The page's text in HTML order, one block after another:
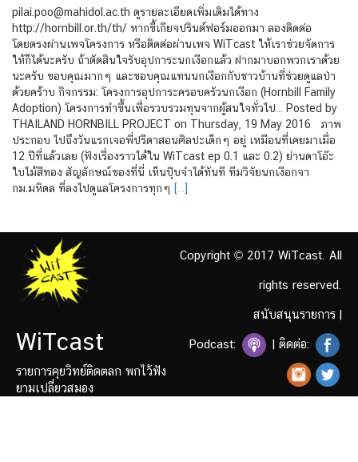
pilai.poo@mahidol.ac.th ดูรายละเอียดเพิ่มเติมได้ทาง
http://hornbill.or.th/th/ หากขี้เกียจปรินต์ฟอร์มออกมา ลองติดต่อ
โดยตรงผ่านเพจโครงการ หรือติดต่อผ่านเพจ WiTcast ให้เราช่วยจัดการ
ให้ก็ได้นะครับ ถ้าตัดสินใจรับอุปการะนกเงือกแล้ว ฝากมาบอกพวกเราด้วย
นะครับ ขอบคุณมากๆ และขอบคุณแทนนกเงือกกับชาวบ้านที่ช่วยดูแลป่า
ด้วยคร้าบ กิจกรรม: โครงการอุปการะครอบครัวนกเงือก (Hornbill Family
Adoption) โครงการทำขึ้นเพื่อรวบรวมทุนจากผู้สนใจทั่วไป… Posted by
THAILAND HORNBILL PROJECT on Thursday, 19 May 2016 ภาพ
ประกอบ ไปถึงวันแรกเจอพี่ปรีดาสอนศิลปะเด็กๆ อยู่ เหมือนที่เคยมาเมื่อ
12 ปีที่แล้วเลย (ฟังเรื่องราวได้ใน WiTcast ep 0.1 และ 0.2) ย่านดาโอ๊ะ
ใบไม้สีทอง สัญลักษณ์ของที่นี่ เห็นปุ๊บจำได้ทันที ทีมวิจัยนกเงือกจา
กม.มหิดล ที่ลงไปดูแลโครงการทุกๆ […]
WiTcast
รายการคุยวิทย์ติดตลก พกไว้ฟัง
ยามเปลี่ยวสมอง
Copyright © 2017 WiTcast. All
rights reserved.
สนับสนุนรายการ |
Podcast: | ติดต่อ: